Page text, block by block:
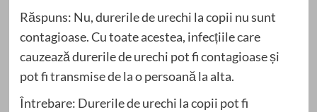
Răspuns: Nu, durerile de urechi la copii nu sunt
contagioase. Cu toate acestea, infecțiile care
cauzează durerile de urechi pot fi contagioase și
pot fi transmise de la o persoană la alta.
Întrebare: Durerile de urechi la copii pot fi